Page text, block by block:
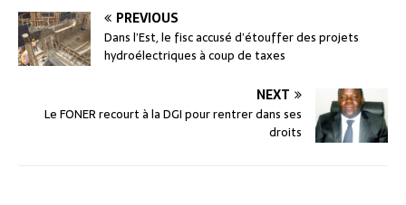
PREVIOUS
Dans l’Est, le fisc accusé d’étouffer des projets
hydroélectriques à coup de taxes
NEXT
Le FONER recourt à la DGI pour rentrer dans ses
droits